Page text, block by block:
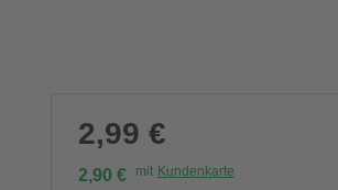
2,99 €
2,90 € mit Kundenkarte